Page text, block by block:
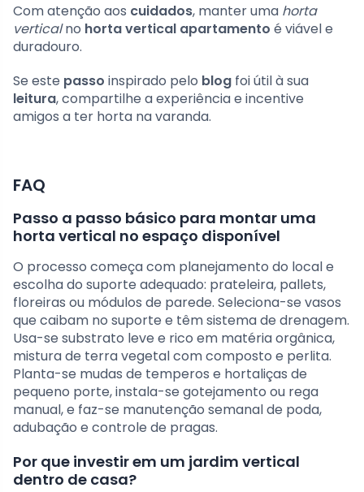
Com atenção aos cuidados, manter uma horta
verticalno horta vertical apartamento é viável e
duradouro.
Se este passo inspirado pelo blog foi útil à sua
leitura, compartilhe a experiência e incentive
amigos a ter horta na varanda.
FAQ
Passo a passo básico para montar uma
horta vertical no espaço disponível
O processo começa com planejamento do local e
escolha do suporte adequado: prateleira, pallets,
floreiras ou módulos de parede. Seleciona-se vasos
que caibam no suporte e têm sistema de drenagem.
Usa-se substrato leve e rico em matéria orgânica,
mistura de terra vegetal com composto e perlita.
Planta-se mudas de temperos e hortaliças de
pequeno porte, instala-se gotejamento ou rega
manual, e faz-se manutenção semanal de poda,
adubação e controle de pragas.
Por que investir em um jardim vertical
dentro de casa?